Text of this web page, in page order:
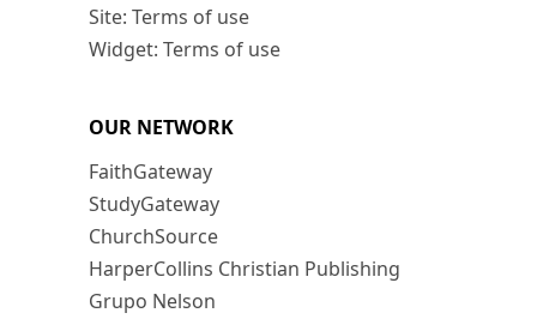
Site: Terms of use
Widget: Terms of use
OUR NETWORK
FaithGateway
StudyGateway
ChurchSource
HarperCollins Christian Publishing
Grupo Nelson